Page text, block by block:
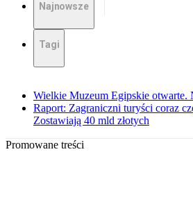
Najnowsze
Tagi
Wielkie Muzeum Egipskie otwarte.
Raport: Zagraniczni turyści coraz
Zostawiają 40 mld złotych
Promowane treści